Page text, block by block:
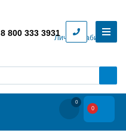
Личный кабинет
8 800 333 3931
0
0